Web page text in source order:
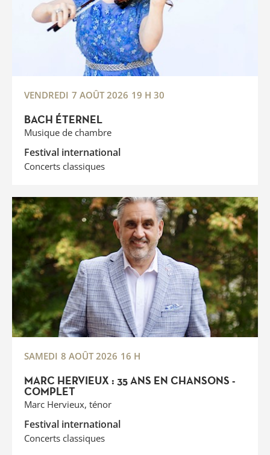
BACH ÉTERNEL
Musique de chambre
Festival international
Concerts classiques
VENDREDI 7 AOÛT 2026 19 H 30
MARC HERVIEUX : 35 ANS EN CHANSONS -
COMPLET
Marc Hervieux, ténor
Festival international
Concerts classiques
SAMEDI 8 AOÛT 2026 16 H